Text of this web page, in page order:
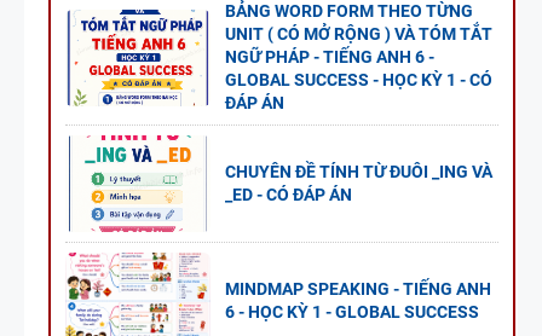
BẢNG WORD FORM THEO TỪNG
UNIT ( CÓ MỞ RỘNG ) VÀ TÓM TẮT
NGỮ PHÁP - TIẾNG ANH 6 -
GLOBAL SUCCESS - HỌC KỲ 1 - CÓ
ĐÁP ÁN
CHUYÊN ĐỀ TÍNH TỪ ĐUÔI _ING VÀ
_ED - CÓ ĐÁP ÁN
MINDMAP SPEAKING - TIẾNG ANH
6 - HỌC KỲ 1 - GLOBAL SUCCESS